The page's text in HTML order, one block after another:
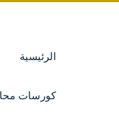
الرئيسية
كورسات